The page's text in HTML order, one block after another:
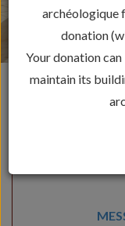
archéologique
donation
Your donation
maintain its